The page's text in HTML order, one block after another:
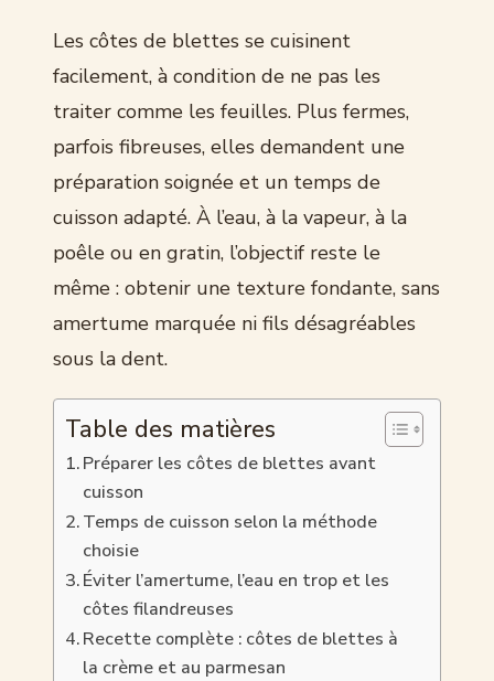
Les côtes de blettes se cuisinent
facilement, à condition de ne pas les
traiter comme les feuilles. Plus fermes,
parfois fibreuses, elles demandent une
préparation soignée et un temps de
cuisson adapté. À l’eau, à la vapeur, à la
poêle ou en gratin, l’objectif reste le
même : obtenir une texture fondante, sans
amertume marquée ni fils désagréables
sous la dent.
Table des matières
Préparer les côtes de blettes avant
cuisson
Temps de cuisson selon la méthode
choisie
Éviter l’amertume, l’eau en trop et les
côtes filandreuses
Recette complète : côtes de blettes à
la crème et au parmesan